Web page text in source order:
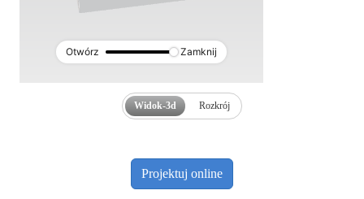
Otwórz Zamknij
Widok-3d Rozkrój